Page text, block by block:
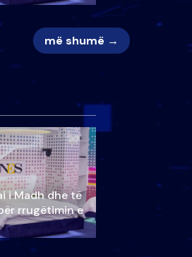
më shumë →
i Madh dhe të
rrugëtimin e